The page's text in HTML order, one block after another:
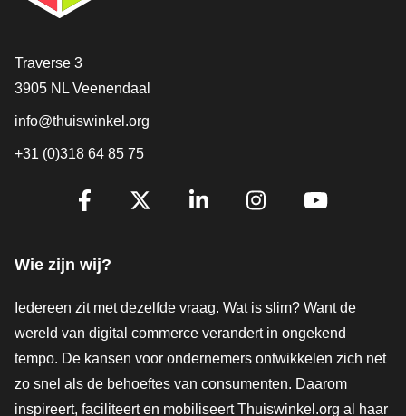
Contact
Traverse 3
3905 NL Veenendaal
info@thuiswinkel.org
+31 (0)318 64 85 75
Volg je ons al?
Wie zijn wij?
Iedereen zit met dezelfde vraag. Wat is slim? Want de
wereld van digital commerce verandert in ongekend
tempo. De kansen voor ondernemers ontwikkelen zich net
zo snel als de behoeftes van consumenten. Daarom
inspireert, faciliteert en mobiliseert Thuiswinkel.org al haar